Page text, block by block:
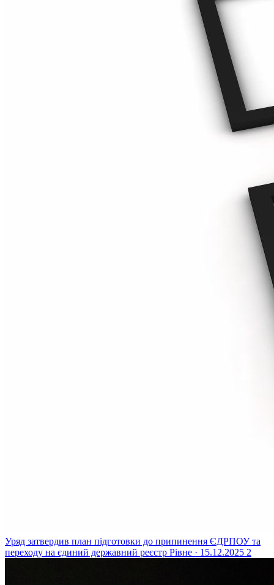
Уряд затвердив план підготовки до припинення ЄДРПОУ та
переходу на єдиний державний реєстр Рівне · 15.12.2025 2